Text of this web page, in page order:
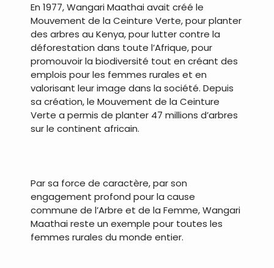
En 1977, Wangari Maathai avait créé le
Mouvement de la Ceinture Verte, pour planter
des arbres au Kenya, pour lutter contre la
déforestation dans toute l’Afrique, pour
promouvoir la biodiversité tout en créant des
emplois pour les femmes rurales et en
valorisant leur image dans la société. Depuis
sa création, le Mouvement de la Ceinture
Verte a permis de planter 47 millions d’arbres
sur le continent africain.
Par sa force de caractère, par son
engagement profond pour la cause
commune de l’Arbre et de la Femme, Wangari
Maathai reste un exemple pour toutes les
femmes rurales du monde entier.